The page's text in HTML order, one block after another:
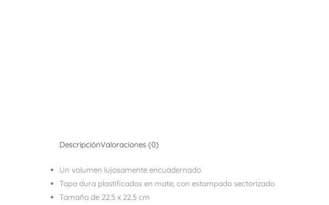
DescripciónValoraciones (0)
Un volumen lujosamente encuadernado
Tapa dura plastificados en mate, con estampado sectorizado
Tamaño de 22.5 x 22.5 cm